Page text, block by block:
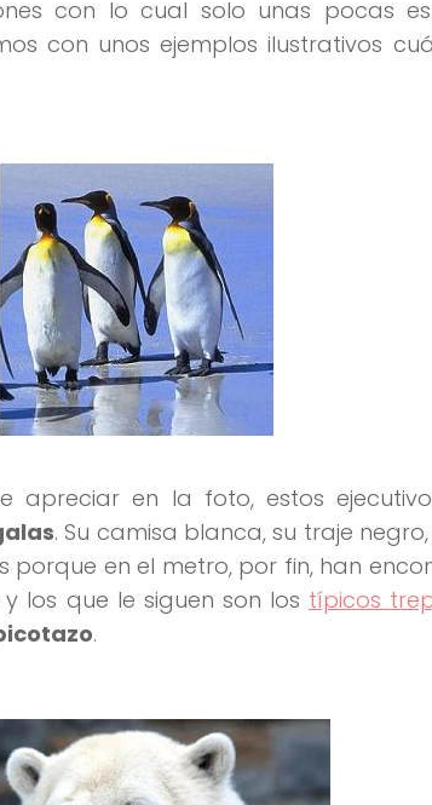
con lo cual solo unas pocas
con unos ejemplos ilustrativos
apreciar en la foto, estos
. Su camisa blanca, su traje
porque en el metro, por fin, han
y los que le siguen son los típicos
.